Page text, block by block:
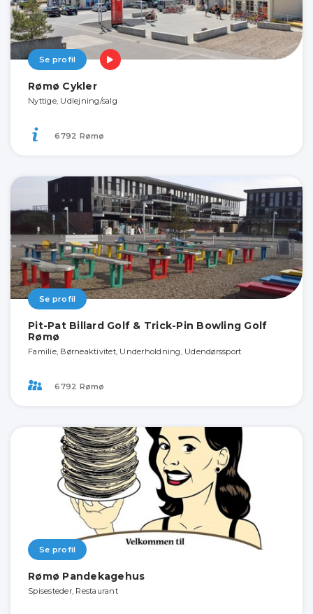
Se profil
Rømø Cykler
Nyttige, Udlejning/salg
6792 Rømø
Se profil
Pit-Pat Billard Golf & Trick-Pin Bowling Golf
Rømø
Familie, Børneaktivitet, Underholdning, Udendørssport
6792 Rømø
Se profil
Rømø Pandekagehus
Spisesteder, Restaurant